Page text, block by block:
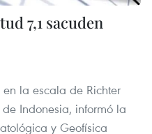
7,1 sacuden
la escala de Richter
Indonesia, informó la
y Geofísica